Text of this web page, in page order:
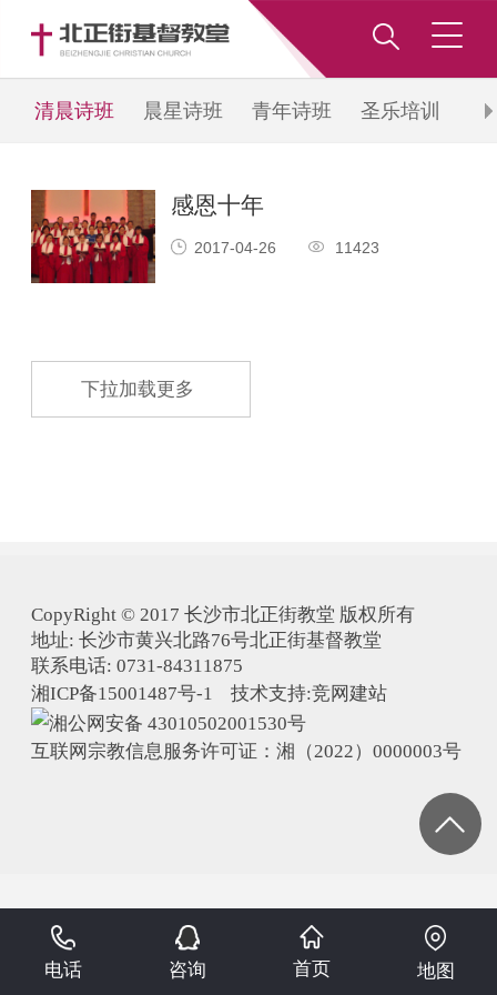
清晨诗班 晨星诗班 青年诗班 圣乐培训
感恩十年
2017-04-26 11423
下拉加载更多
CopyRight © 2017 长沙市北正街教堂 版权所有
地址: 长沙市黄兴北路76号北正街基督教堂
联系电话: 0731-84311875
湘ICP备15001487号-1 技术支持:竞网建站
湘公网安备 43010502001530号
互联网宗教信息服务许可证：湘（2022）0000003号
电话 咨询 首页 地图